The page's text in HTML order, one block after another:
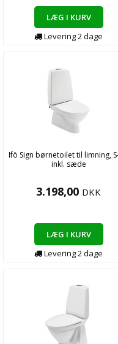
LÆG I KURV
Levering2dage
Ifö Sign børnetoilet til limning,
inkl. sæde
3.198,00 DKK
LÆG I KURV
Levering2dage